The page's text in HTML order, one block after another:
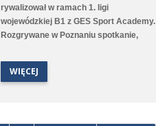
rywalizował w ramach 1. ligi
wojewódzkiej B1 z GES Sport Academy.
Rozgrywane w Poznaniu spotkanie,
zakończyło się podziałem punktów po
remisie 1:1. Gola dla średzkiej drużyny
WIĘCEJ